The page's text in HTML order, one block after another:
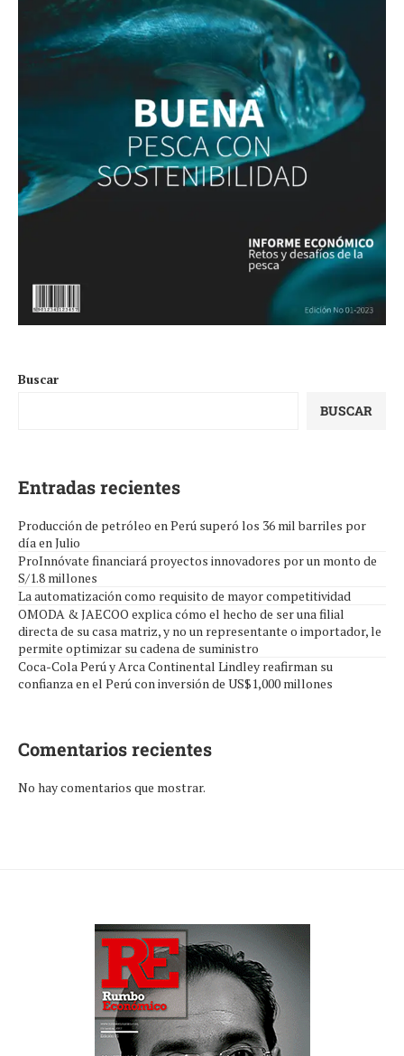
Buscar
BUSCAR
Entradas recientes
Producción de petróleo en Perú superó los 36 mil barriles por
día en Julio
ProInnóvate financiará proyectos innovadores por un monto de
S/1.8 millones
La automatización como requisito de mayor competitividad
OMODA & JAECOO explica cómo el hecho de ser una filial
directa de su casa matriz, y no un representante o importador, le
permite optimizar su cadena de suministro
Coca-Cola Perú y Arca Continental Lindley reafirman su
confianza en el Perú con inversión de US$1,000 millones
Comentarios recientes
No hay comentarios que mostrar.